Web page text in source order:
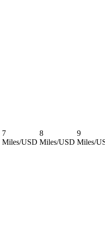
7
Miles/USD
8
Miles/USD
9
Miles/